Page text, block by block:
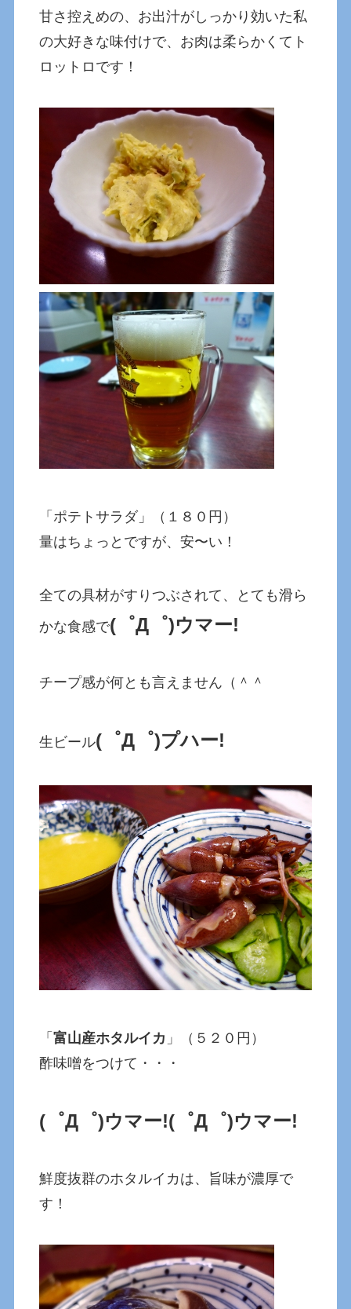
甘さ控えめの、お出汁がしっかり効いた私
の大好きな味付けで、お肉は柔らかくてト
ロットロです！
「ポテトサラダ」（１８０円）
量はちょっとですが、安〜い！
全ての具材がすりつぶされて、とても滑ら
かな食感で(゜Д゜)ウマー!
チープ感が何とも言えません（＾＾
生ビール(゜Д゜)プハー!
「富山産ホタルイカ 」（５２０円）
酢味噌をつけて・・・
(゜Д゜)ウマー!(゜Д゜)ウマー!
鮮度抜群のホタルイカは、旨味が濃厚で
す！